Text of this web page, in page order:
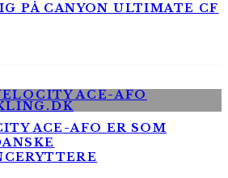
PÅ CANYON ULTIMATE CF
ACE-AFO ER SOM